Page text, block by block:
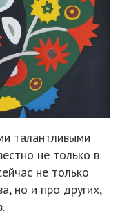
талантливыми
не только в
не только
но и про других,